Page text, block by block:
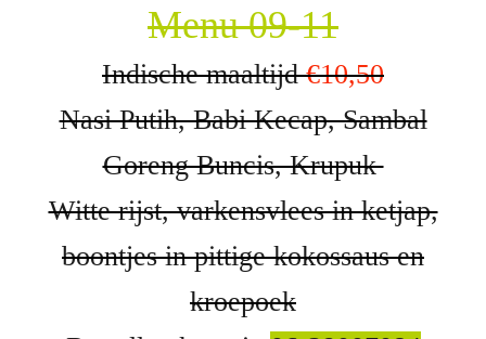
Menu 09-11
Indische maaltijd€10,50
Nasi Putih, Babi Kecap, Sambal
Goreng Buncis, Krupuk
Witte rijst, varkensvlees in ketjap,
boontjes in pittige kokossaus en
kroepoek